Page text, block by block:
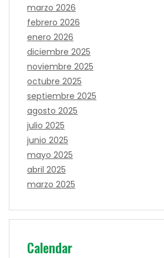
marzo 2026
febrero 2026
enero 2026
diciembre 2025
noviembre 2025
octubre 2025
septiembre 2025
agosto 2025
julio 2025
junio 2025
mayo 2025
abril 2025
marzo 2025
Calendar